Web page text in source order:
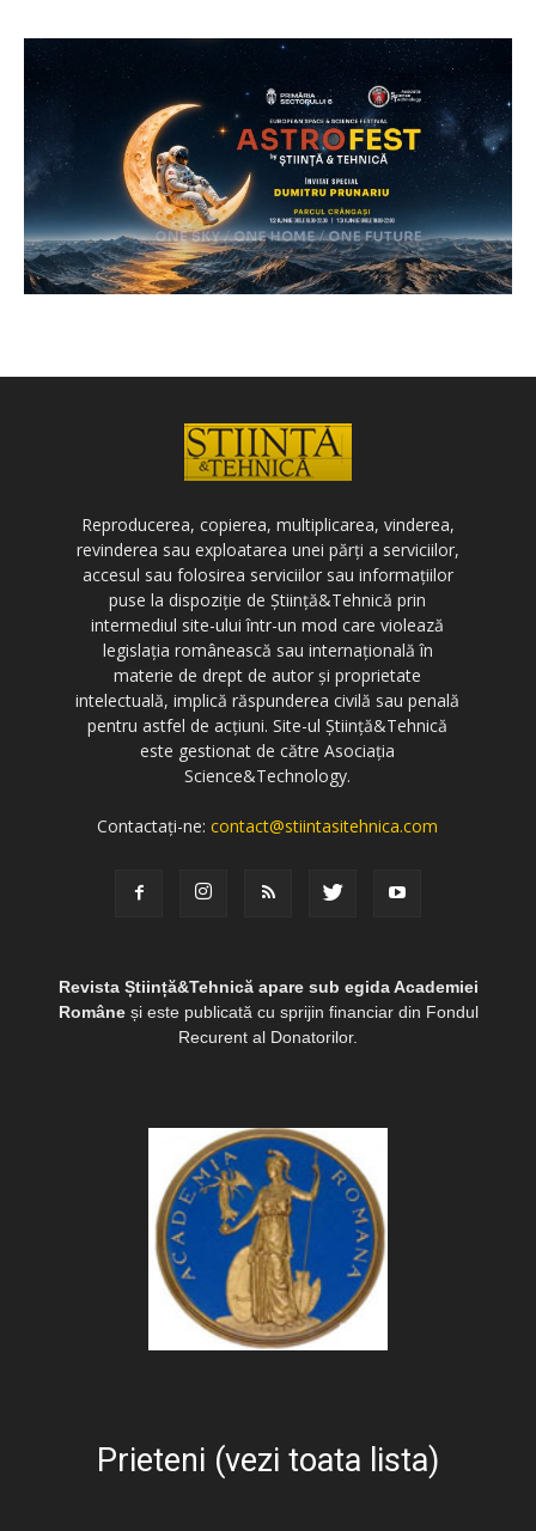
Reproducerea, copierea, multiplicarea, vinderea,
revinderea sau exploatarea unei părți a serviciilor,
accesul sau folosirea serviciilor sau informațiilor
puse la dispoziție de Știință&Tehnică prin
intermediul site-ului într-un mod care violează
legislația românească sau internațională în
materie de drept de autor și proprietate
intelectuală, implică răspunderea civilă sau penală
pentru astfel de acțiuni. Site-ul Știință&Tehnică
este gestionat de către Asociația
Science&Technology.
Contactați-ne:contact@stiintasitehnica.com
Revista Știință&Tehnică apare sub egida Academiei
Româneși este publicată cu sprijin financiar din Fondul
Recurent al Donatorilor.
Prieteni (vezi toata lista)